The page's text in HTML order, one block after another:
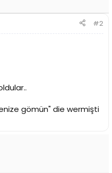
#2
gömün" die wermişti